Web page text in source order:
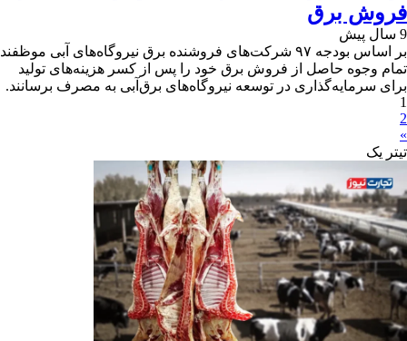
فروش برق
9 سال پیش
بر اساس بودجه ۹۷ شرکت‌های فروشنده برق نیروگاه‌های آبی موظفند
تمام وجوه حاصل از فروش برق خود را پس از کسر هزینه‌های تولید
برای سرمایه‌گذاری در توسعه نیروگاه‌های برق‌آبی به مصرف برسانند.
1
2
»
تیترِ یک